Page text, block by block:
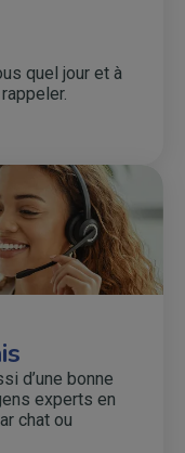
quel jour et à
d’une bonne
experts en
chat ou